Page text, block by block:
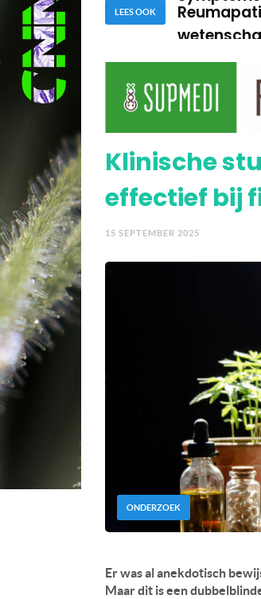
LEES OOK
Diabetes
Cannabis
Klinische
effectief bij
15 SEPTEMBER 2025
ONDERZOEK
Er was al anekdotisch
Maar dit is een